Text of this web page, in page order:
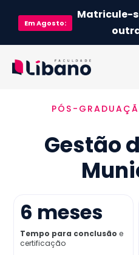
EmAgosto:
Matricule-
Ementa
Como funciona
Credenciamento MEC
Preço
Já sou aluno
PÓS-
Gestão
6 meses
Tempo para conclusão e
certificação